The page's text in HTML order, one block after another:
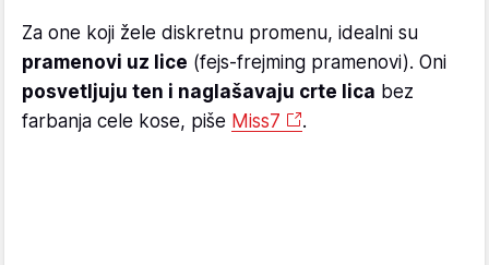
Za one koji žele diskretnu promenu, idealni su
pramenovi uz lice (fejs-frejming pramenovi). Oni
posvetljuju ten i naglašavaju crte lica bez
farbanja cele kose, piše Miss7 .